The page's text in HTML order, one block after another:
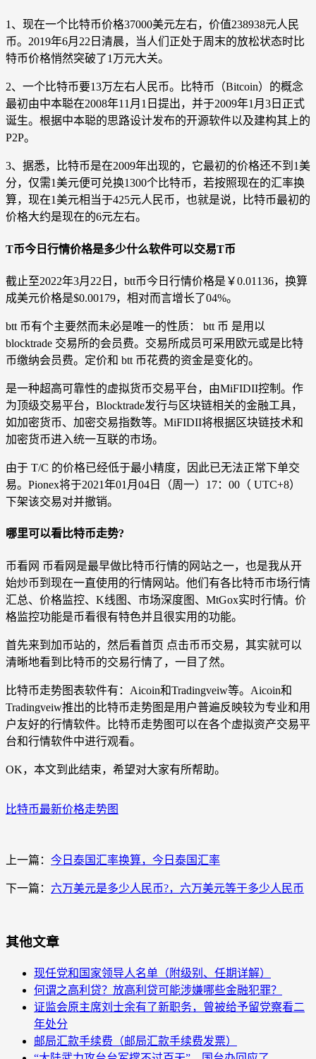
1、现在一个比特币价格37000美元左右，价值238938元人民
币。2019年6月22日清晨，当人们正处于周末的放松状态时比
特币价格悄然突破了1万元大关。
2、一个比特币要13万左右人民币。比特币（Bitcoin）的概念
最初由中本聪在2008年11月1日提出，并于2009年1月3日正式
诞生。根据中本聪的思路设计发布的开源软件以及建构其上的
P2P。
3、据悉，比特币是在2009年出现的，它最初的价格还不到1美
分，仅需1美元便可兑换1300个比特币，若按照现在的汇率换
算，现在1美元相当于425元人民币，也就是说，比特币最初的
价格大约是现在的6元左右。
T币今日行情价格是多少什么软件可以交易T币
截止至2022年3月22日，btt币今日行情价格是￥0.01136，换算
成美元价格是$0.00179，相对而言增长了04%。
btt 币有个主要然而未必是唯一的性质： btt 币 是用以
blocktrade 交易所的会员费。交易所成员可采用欧元或是比特
币缴纳会员费。定价和 btt 币花费的资金是变化的。
是一种超高可靠性的虚拟货币交易平台，由MiFIDII控制。作
为顶级交易平台，Blocktrade发行与区块链相关的金融工具，
如加密货币、加密交易指数等。MiFIDII将根据区块链技术和
加密货币进入统一互联的市场。
由于 T/C 的价格已经低于最小精度，因此已无法正常下单交
易。Pionex将于2021年01月04日（周一）17：00（ UTC+8）
下架该交易对并撤销。
哪里可以看比特币走势?
币看网 币看网是最早做比特币行情的网站之一，也是我从开
始炒币到现在一直使用的行情网站。他们有各比特币市场行情
汇总、价格监控、K线图、市场深度图、MtGox实时行情。价
格监控功能是币看很有特色并且很实用的功能。
首先来到加币站的，然后看首页 点击币币交易，其实就可以
清晰地看到比特币的交易行情了，一目了然。
比特币走势图表软件有：Aicoin和Tradingveiw等。Aicoin和
Tradingveiw推出的比特币走势图是用户普遍反映较为专业和用
户友好的行情软件。比特币走势图可以在各个虚拟资产交易平
台和行情软件中进行观看。
OK，本文到此结束，希望对大家有所帮助。
比特币最新价格走势图
上一篇： 今日泰国汇率换算，今日泰国汇率
下一篇： 六万美元是多少人民币?，六万美元等于多少人民币
其他文章
现任党和国家领导人名单（附级别、任期详解）
何谓之高利贷？放高利贷可能涉嫌哪些金融犯罪？
证监会原主席刘士余有了新职务，曾被给予留党察看二
年处分
邮局汇款手续费（邮局汇款手续费发票）